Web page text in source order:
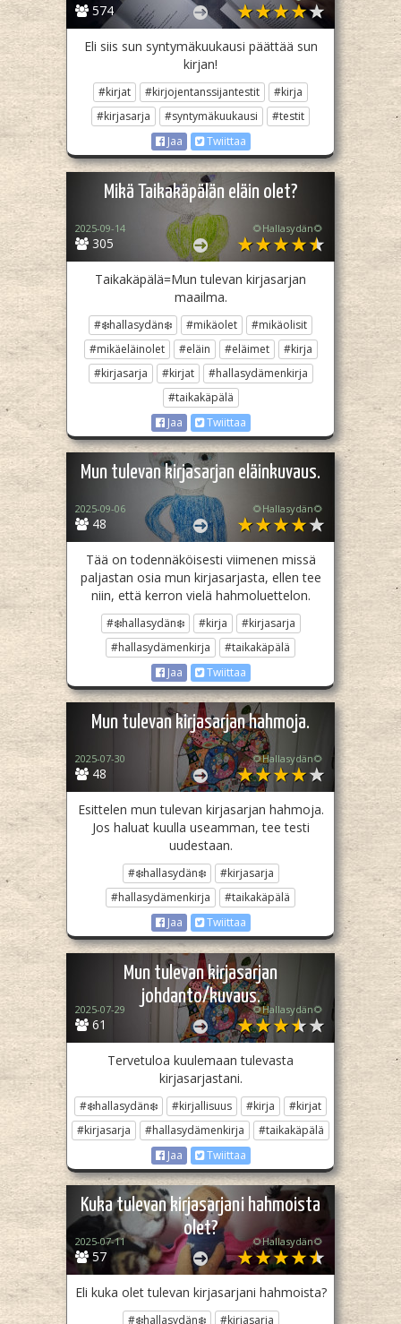
574
Eli siis sun syntymäkuukausi päättää sun
kirjan!
#kirjat #kirjojentanssijantestit
#kirja
#kirjasarja
#syntymäkuukausi
#testit
Jaa
Twiittaa
Mikä Taikakäpälän eläin olet?
305
2025-09-14 🌻Hallasydän🌻
Taikakäpälä=Mun tulevan kirjasarjan
maailma.
#❄️hallasydän❄️ #mikäolet
#mikäolisit
#mikäeläinolet
#eläin #eläimet
#kirja
#kirjasarja
#kirjat
#hallasydämenkirja
#taikakäpälä
Jaa
Twiittaa
Mun tulevan kirjasarjan eläinkuvaus.
48
2025-09-06 🌻Hallasydän🌻
Tää on todennäköisesti viimenen missä
paljastan osia mun kirjasarjasta, ellen tee
niin, että kerron vielä hahmoluettelon.
#❄️hallasydän❄️ #kirja
#kirjasarja
#hallasydämenkirja
#taikakäpälä
Jaa
Twiittaa
Mun tulevan kirjasarjan hahmoja.
48
2025-07-30 🌻Hallasydän🌻
Esittelen mun tulevan kirjasarjan hahmoja.
Jos haluat kuulla useamman, tee testi
uudestaan.
#❄️hallasydän❄️
#kirjasarja
#hallasydämenkirja
#taikakäpälä
Jaa
Twiittaa
Mun tulevan kirjasarjan
johdanto/kuvaus.
61
2025-07-29 🌻Hallasydän🌻
Tervetuloa kuulemaan tulevasta
kirjasarjastani.
#❄️hallasydän❄️ #kirjallisuus #kirja
#kirjat
#kirjasarja
#hallasydämenkirja
#taikakäpälä
Jaa
Twiittaa
Kuka tulevan kirjasarjani hahmoista
olet?
57
2025-07-11 🌻Hallasydän🌻
Eli kuka olet tulevan kirjasarjani hahmoista?
#❄️hallasydän❄️ #kirjasarja